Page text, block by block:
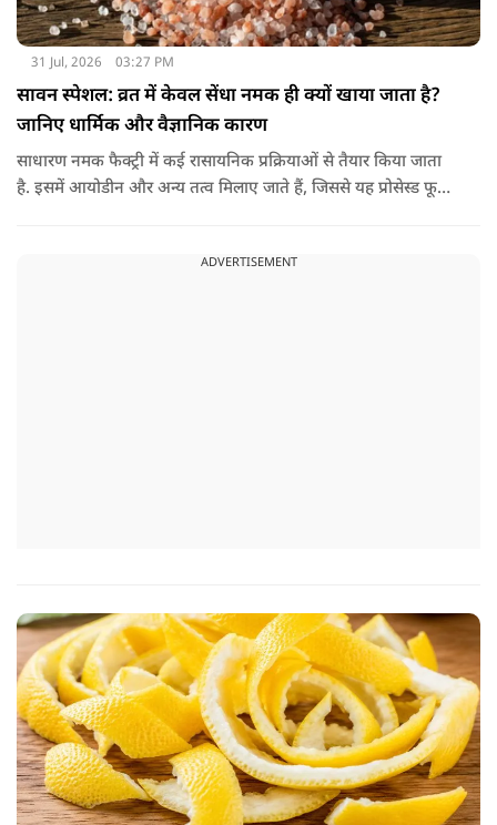
31 Jul, 2026 03:27 PM
सावन स्पेशल: व्रत में केवल सेंधा नमक ही क्यों खाया जाता है?
जानिए धार्मिक और वैज्ञानिक कारण
साधारण नमक फैक्ट्री में कई रासायनिक प्रक्रियाओं से तैयार किया जाता
है. इसमें आयोडीन और अन्य तत्व मिलाए जाते हैं, जिससे यह प्रोसेस्ड फूड
जाता, इसलिए इसे अधिक शुद्ध माना जाता है.
ADVERTISEMENT